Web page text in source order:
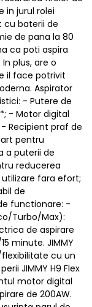
in jurul rolei
cu baterii de
de pana la 80
ca poti aspira
plus, are o
il face potrivit
Aspirator
- Putere de
- Motor digital
Recipient praf de
pentru
a puterii de
reducerea
fara efort;
de
functionare: -
Turbo/Max):
de aspirare
minute. JIMMY
cu un
JIMMY H9 Flex
motor digital
de 200AW.